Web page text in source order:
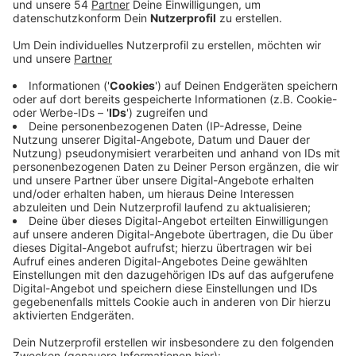
Landes.
Veröffentlicht:Donnerstag, 11.04.2024 14:09
Anzeige
Bis 2030 gibt es für die Professuren bis zu 1,4
Millionen Euro. Mit dem Programm sollen
Wissenschaftlerinnen unterstützt und auf dem Weg
zur Professur gefördert werden. Ziel ist es, die Zahl an
Professorinnen zu erhöhen und so das Verhältnis
zwischen den Geschlechtern auszugleichen. Für die
Förderung hat die Hochschule Niederrhein ein
Gleichstellungskonzept eingereicht. Dabei geht es
zum Beispiel um eine Überarbeitung der
Zulagenrichtlinie, um einen Gender Pay Gap zu
vermeiden. Deutschlandweit hatten sich 108